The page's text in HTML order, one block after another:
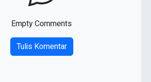
Empty Comments
Tulis Komentar